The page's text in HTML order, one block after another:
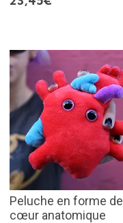
Peluche en forme de
cœur anatomique